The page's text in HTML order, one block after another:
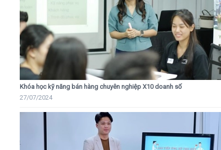
Khóa học kỹ năng bán hàng chuyên nghiệp X10 doanh số
27/07/2024